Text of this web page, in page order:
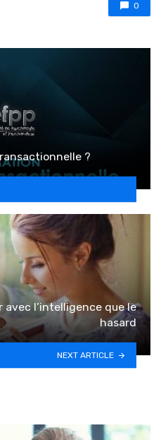
0
?
avec l’intelligence que le
hasard
NEXT ARTICLE